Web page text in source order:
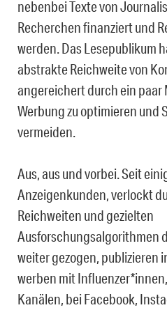
nebenbei Texte von
Recherchen finanziert und
werden. Das Lesepublikum
abstrakte Reichweite von
angereichert durch ein paar
Werbung zu optimieren und
vermeiden.
Aus, aus und vorbei. Seit
Anzeigenkunden, verlockt
Reichweiten und gezielten
Ausforschungsalgorithmen
weiter gezogen, publizieren
werben mit
Kanälen, bei Facebook,